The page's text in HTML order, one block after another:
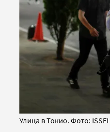
Улица в Токио. Фото: